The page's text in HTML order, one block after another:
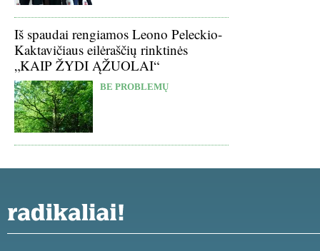
Iš spaudai rengiamos Leono Peleckio-
Kaktavičiaus eilėraščių rinktinės
„KAIP ŽYDI ĄŽUOLAI“
BE PROBLEMŲ